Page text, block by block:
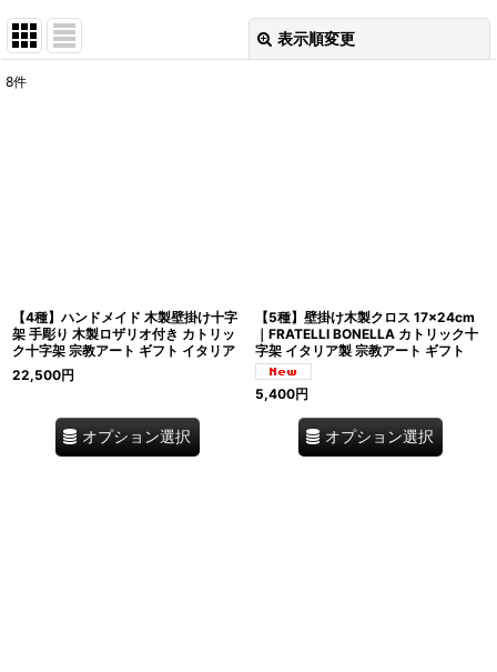
表示順変更
8件
【4種】ハンドメイド 木製壁掛け十字
架 手彫り 木製ロザリオ付き カトリッ
ク十字架 宗教アート ギフト イタリア
22,500円
オプション選択
【5種】壁掛け木製クロス 17×24cm
｜FRATELLI BONELLA カトリック十
字架 イタリア製 宗教アート ギフト
5,400円
オプション選択